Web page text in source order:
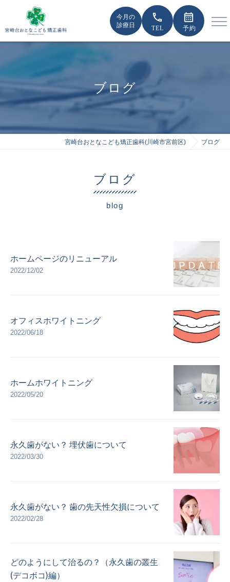
今月の
診療日
call calendar_month
ブログ
宮崎台おとなこども矯正歯科(川崎市宮前区) ブログ
ブログ
blog
ホームページのリニューアル
2022/12/02
オフィスホワイトニング
2022/06/18
ホームホワイトニング
2022/05/20
永久歯がない？ 埋伏歯について
2022/03/30
永久歯がない？ 歯の先天性欠損について
2022/02/28
どのようにして治るの？（永久歯の叢生
(デコボコ)編）